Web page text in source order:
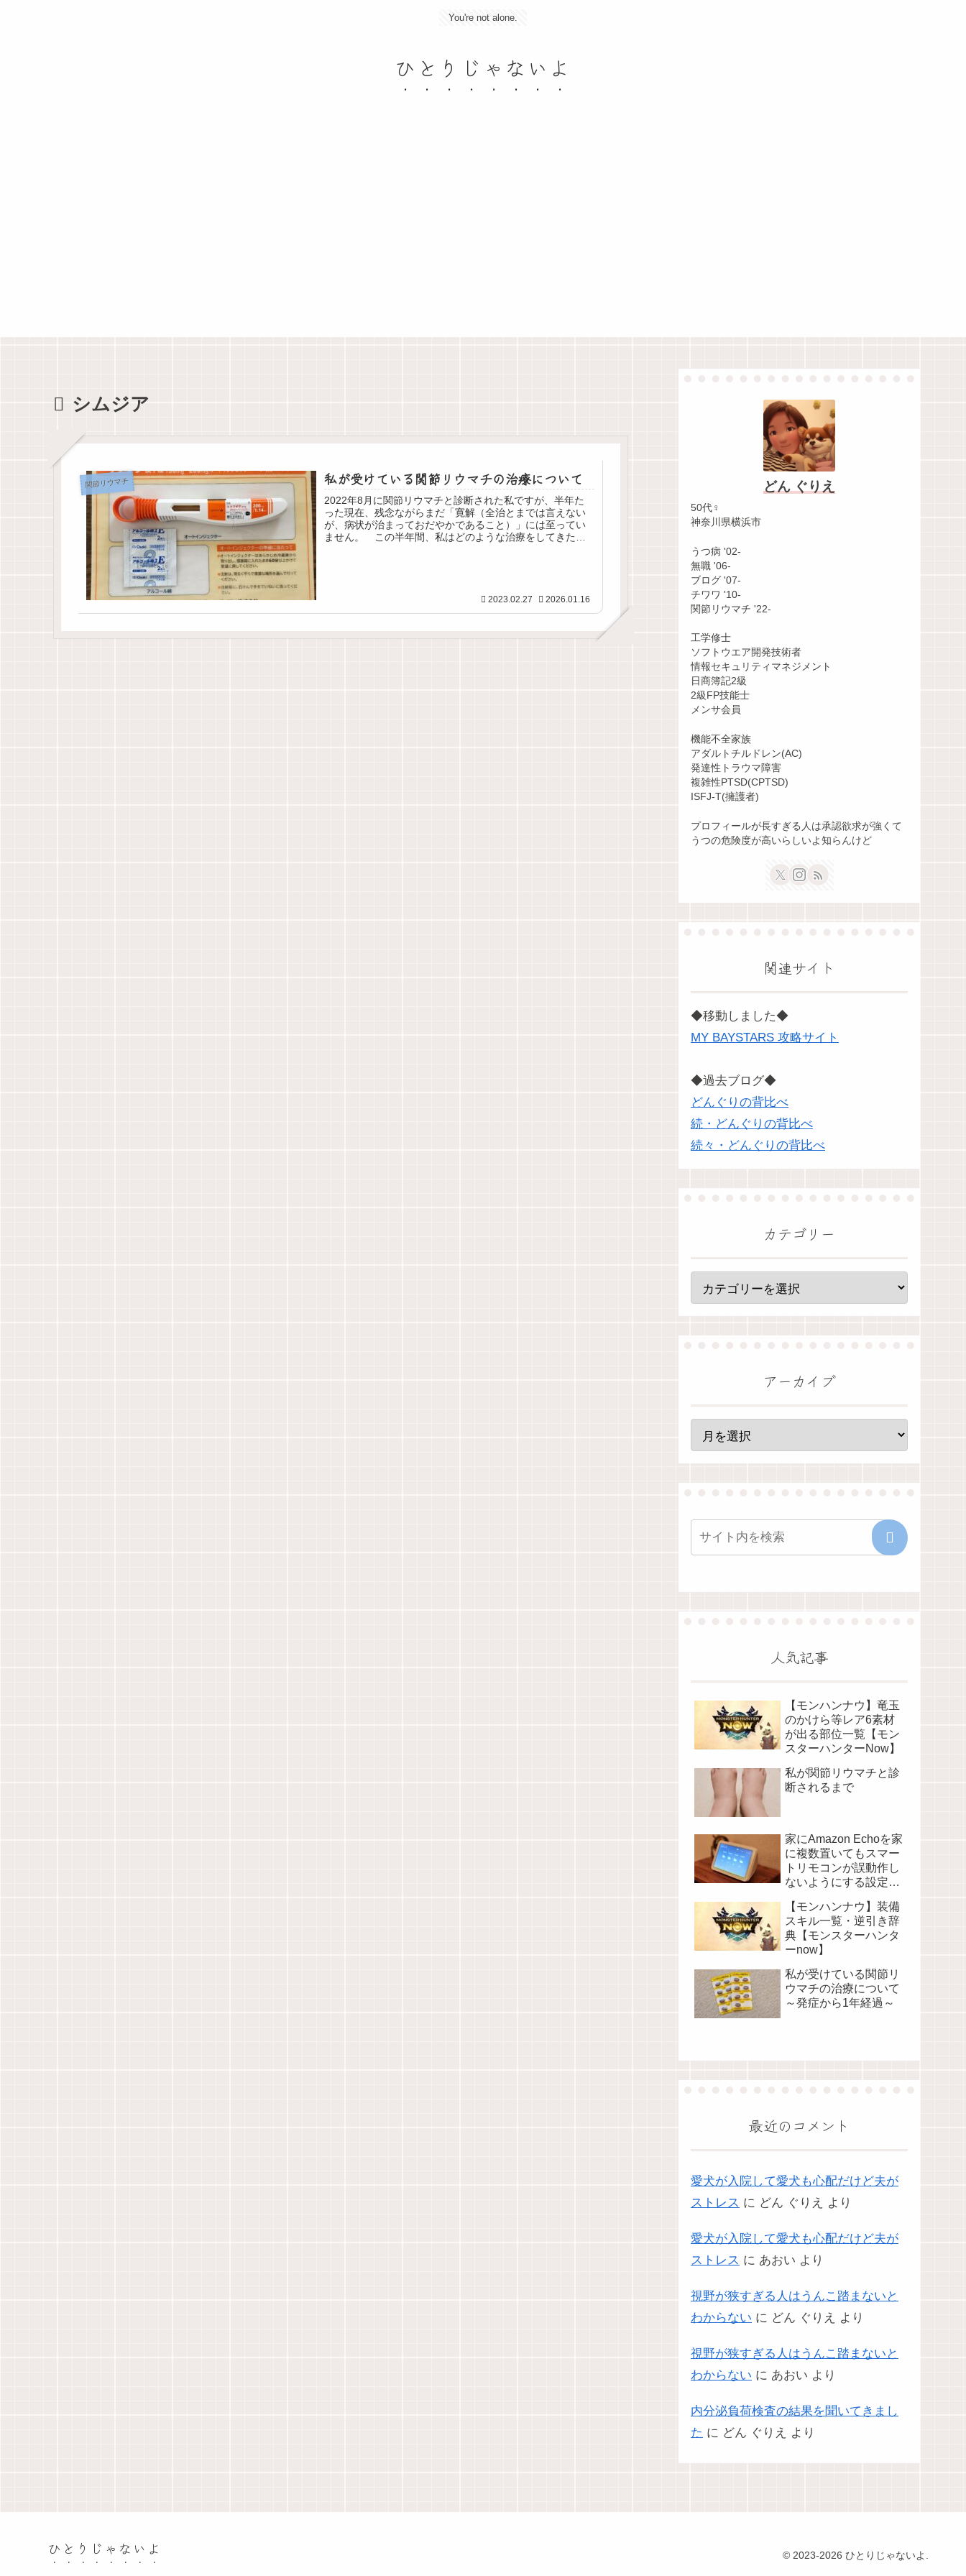
You're not alone.
ひとりじゃないよ
シムジア
関節リウマチ 私が受けている関節リウマチの治療について
2022年8月に関節リウマチと診断された私ですが、半年た
った現在、残念ながらまだ「寛解（全治とまでは言えない
が、病状が治まっておだやかであること）」には至ってい
ません。 この半年間、私はどのような治療をしてきたの
2023.02.27 2026.01.16
どん ぐりえ
50代♀
神奈川県横浜市
うつ病 '02-
無職 '06-
ブログ '07-
チワワ '10-
関節リウマチ '22-
工学修士
ソフトウエア開発技術者
情報セキュリティマネジメント
日商簿記2級
2級FP技能士
メンサ会員
機能不全家族
アダルトチルドレン(AC)
発達性トラウマ障害
複雑性PTSD(CPTSD)
ISFJ-T(擁護者)
プロフィールが長すぎる人は承認欲求が強くて
うつの危険度が高いらしいよ知らんけど
関連サイト
◆移動しました◆
MY BAYSTARS 攻略サイト
◆過去ブログ◆
どんぐりの背比べ
続・どんぐりの背比べ
続々・どんぐりの背比べ
カテゴリー
アーカイブ
人気記事
【モンハンナウ】竜玉
のかけら等レア6素材
が出る部位一覧【モン
スターハンターNow】
私が関節リウマチと診
断されるまで
家にAmazon Echoを家
に複数置いてもスマー
トリモコンが誤動作し
ないようにする設定に
【モンハンナウ】装備
スキル一覧・逆引き辞
典【モンスターハンタ
ーnow】
私が受けている関節リ
ウマチの治療について
～発症から1年経過～
最近のコメント
愛犬が入院して愛犬も心配だけど夫が
ストレス に どん ぐりえ より
愛犬が入院して愛犬も心配だけど夫が
ストレス に あおい より
視野が狭すぎる人はうんこ踏まないと
わからない に どん ぐりえ より
視野が狭すぎる人はうんこ踏まないと
わからない に あおい より
内分泌負荷検査の結果を聞いてきまし
た に どん ぐりえ より
ひとりじゃないよ © 2023-2026 ひとりじゃないよ.